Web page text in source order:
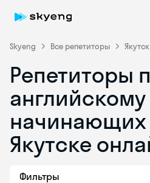
Skyeng Все репетиторы Якутск
Репетиторы
начинающих
Якутске
Фильтры
Skyeng Chat